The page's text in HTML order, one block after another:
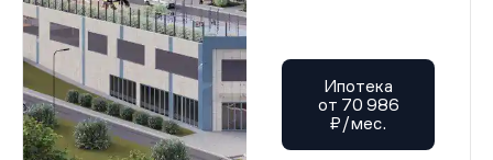
Ипотека
от 70 986
₽/мес.